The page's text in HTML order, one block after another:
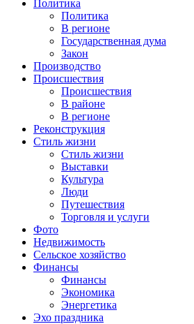
Политика
Политика
В регионе
Государственная дума
Закон
Производство
Происшествия
Происшествия
В районе
В регионе
Реконструкция
Стиль жизни
Стиль жизни
Выставки
Культура
Люди
Путешествия
Торговля и услуги
Фото
Недвижимость
Сельское хозяйство
Финансы
Финансы
Экономика
Энергетика
Эхо праздника